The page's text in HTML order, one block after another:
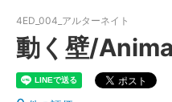
4ED_004_アルターネイト
動く壁/